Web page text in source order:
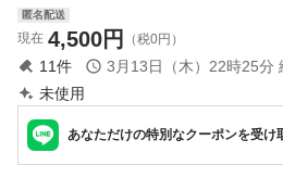
匿名配送
現在 4,500円 （税0円）
11件 3月13日（木）22時25分
未使用
あなただけの特別なクーポンを受け